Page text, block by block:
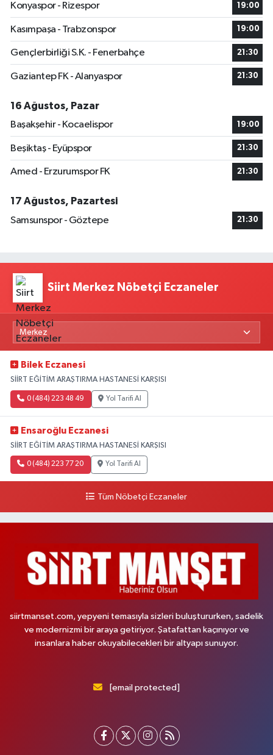
Konyaspor - Rizespor
19:00
Kasımpaşa - Trabzonspor 19:00
Gençlerbirliği S.K. - Fenerbahçe 21:30
Gaziantep FK - Alanyaspor 21:30
16 Ağustos, Pazar
Başakşehir - Kocaelispor
19:00
Beşiktaş - Eyüpspor 21:30
Amed - Erzurumspor FK 21:30
17 Ağustos, Pazartesi
Samsunspor - Göztepe
21:30
Siirt Merkez Nöbetçi Eczaneler
Bilek Eczanesi
SİİRT EĞİTİM ARAŞTIRMA HASTANESİ KARŞISI
0 (484) 223 48 49 Yol Tarifi Al
Ensaroğlu Eczanesi
SİİRT EĞİTİM ARAŞTIRMA HASTANESİ KARŞISI
0 (484) 223 77 20 Yol Tarifi Al
Tüm Nöbetçi Eczaneler
siirtmanset.com, yepyeni temasıyla sizleri buluştururken, sadelik
ve modernizmi bir araya getiriyor. Şatafattan kaçınıyor ve
insanlara haber okuyabilecekleri bir altyapı sunuyor.
[email protected]